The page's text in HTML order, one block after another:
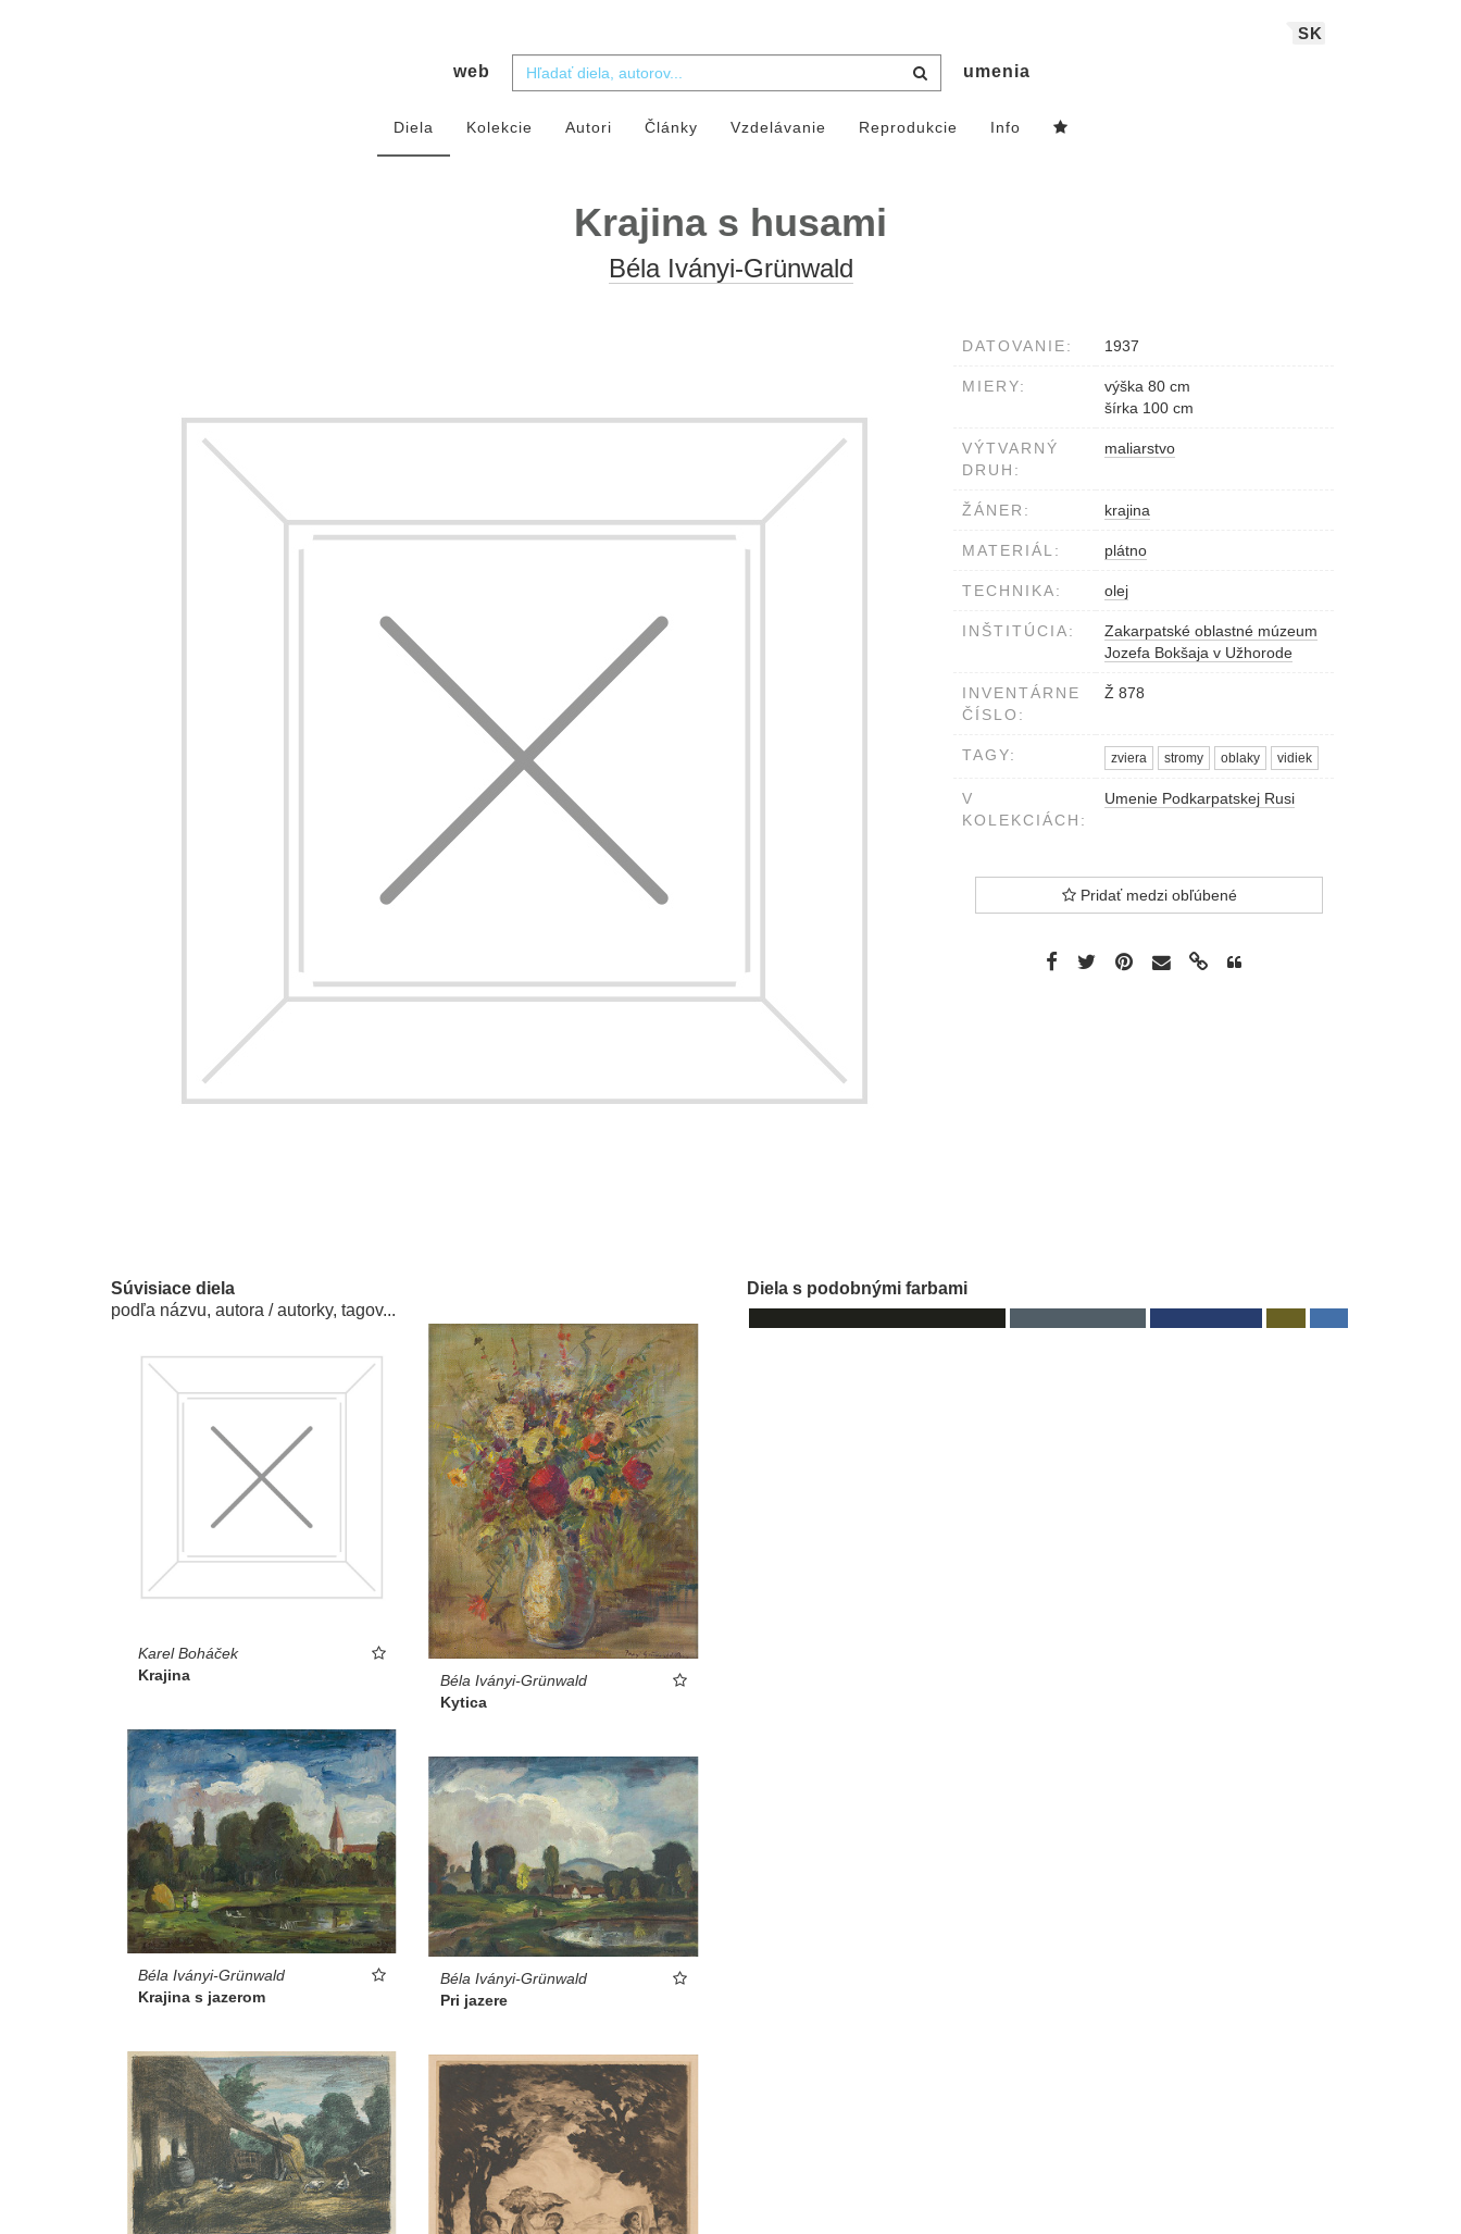
SK
web umenia
Diela Kolekcie Autori Články Vzdelávanie Reprodukcie Info
Krajina s husami
Béla Iványi-Grünwald
DATOVANIE: 1937
MIERY:
výška 80 cm
šírka 100 cm
VÝTVARNÝ
DRUH:
maliarstvo
ŽÁNER: krajina
MATERIÁL: plátno
TECHNIKA: olej
INŠTITÚCIA:
Zakarpatské oblastné múzeum
Jozefa Bokšaja v Užhorode
INVENTÁRNE
ČÍSLO:
Ž 878
TAGY: zviera stromy oblaky vidiek
V
KOLEKCIÁCH:
Umenie Podkarpatskej Rusi
Pridať medzi obľúbené
Súvisiace diela
podľa názvu, autora / autorky, tagov...
Karel Boháček
Krajina
Béla Iványi-Grünwald
Kytica
Béla Iványi-Grünwald
Krajina s jazerom
Béla Iványi-Grünwald
Pri jazere
Diela s podobnými farbami